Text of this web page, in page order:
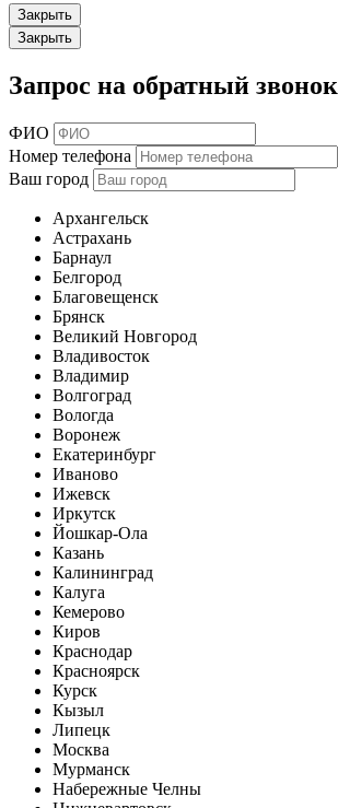
Закрыть
Закрыть
Запрос на обратный звонок
ФИО
Номер телефона
Ваш город
Архангельск
Астрахань
Барнаул
Белгород
Благовещенск
Брянск
Великий Новгород
Владивосток
Владимир
Волгоград
Вологда
Воронеж
Екатеринбург
Иваново
Ижевск
Иркутск
Йошкар-Ола
Казань
Калининград
Калуга
Кемерово
Киров
Краснодар
Красноярск
Курск
Кызыл
Липецк
Москва
Мурманск
Набережные Челны